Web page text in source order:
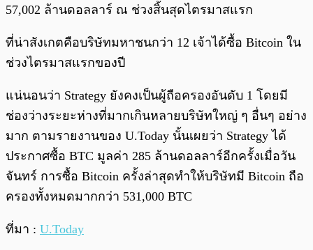
57,002 ล้านดอลลาร์ ณ ช่วงสิ้นสุดไตรมาสแรก
ที่น่าสังเกตคือบริษัทมหาชนกว่า 12 เจ้าได้ซื้อ Bitcoin ใน
ช่วงไตรมาสแรกของปี
แน่นอนว่า Strategy ยังคงเป็นผู้ถือครองอันดับ 1 โดยมี
ช่องว่างระยะห่างที่มากเกินหลายบริษัทใหญ่ ๆ อื่นๆ อย่าง
มาก ตามรายงานของ U.Today นั้นเผยว่า Strategy ได้
ประกาศซื้อ BTC มูลค่า 285 ล้านดอลลาร์อีกครั้งเมื่อวัน
จันทร์ การซื้อ Bitcoin ครั้งล่าสุดทำให้บริษัทมี Bitcoin ถือ
ครองทั้งหมดมากกว่า 531,000 BTC
ที่มา : U.Today